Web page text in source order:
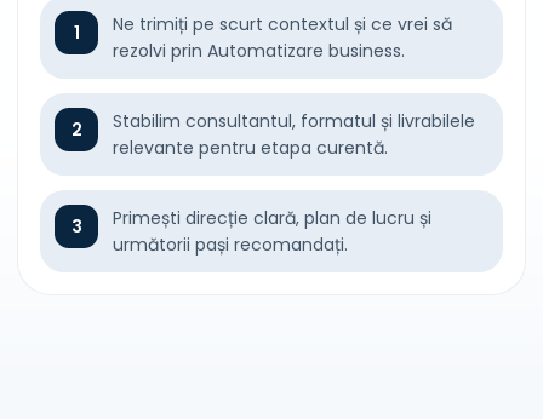
1
Ne trimiți pe scurt contextul și ce vrei să
rezolvi prin Automatizare business.
2
Stabilim consultantul, formatul și livrabilele
relevante pentru etapa curentă.
3
Primești direcție clară, plan de lucru și
următorii pași recomandați.